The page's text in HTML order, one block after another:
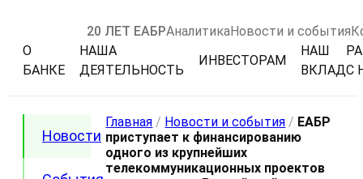
20 ЛЕТ ЕАБРАналитикаНовости и события
О
БАНКЕ
НАША
ДЕЯТЕЛЬНОСТЬ
ИНВЕСТОРАМ
НАШ
ВКЛАДС
Новости
Главная / Новости и события / ЕАБР
приступает к финансированию
одного из крупнейших
телекоммуникационных проектов